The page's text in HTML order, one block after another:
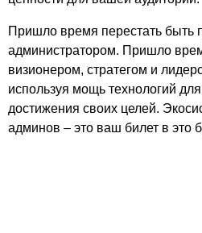
Пришло время перестать быть
администратором. Пришло
визионером, стратегом и
используя мощь технологий для
достижения своих целей.
админов – это ваш билет в это